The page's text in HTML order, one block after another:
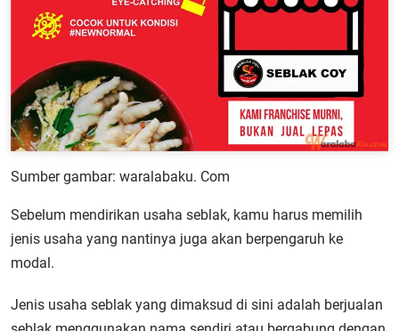
Sumber gambar: waralabaku. Com
Sebelum mendirikan usaha seblak, kamu harus memilih
jenis usaha yang nantinya juga akan berpengaruh ke
modal.
Jenis usaha seblak yang dimaksud di sini adalah berjualan